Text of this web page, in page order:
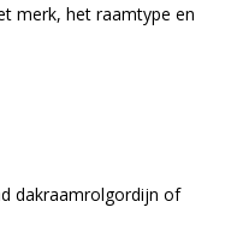
merk, het raamtype en
dakraamrolgordijn of